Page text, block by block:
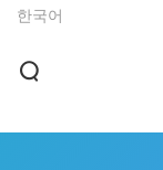
한국어